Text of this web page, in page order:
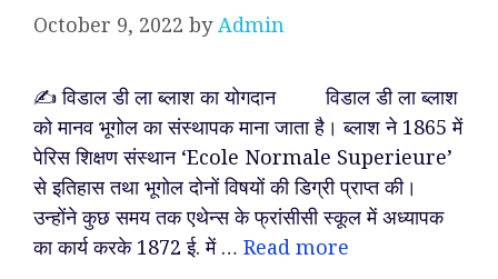
October 9, 2022 byAdmin
✍️ विडाल डी ला ब्लाश का योगदान विडाल डी ला ब्लाश
को मानव भूगोल का संस्थापक माना जाता है। ब्लाश ने 1865 में
पेरिस शिक्षण संस्थान ‘Ecole Normale Superieure’
से इतिहास तथा भूगोल दोनों विषयों की डिग्री प्राप्त की।
उन्होंने कुछ समय तक एथेन्स के फ्रांसीसी स्कूल में अध्यापक
का कार्य करके 1872 ई. में … Read more